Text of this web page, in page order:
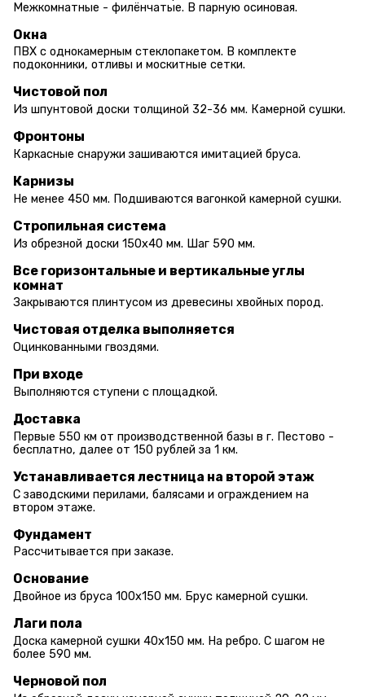
Межкомнатные - филёнчатые. В парную осиновая.
Окна
ПВХ с однокамерным стеклопакетом. В комплекте
подоконники, отливы и москитные сетки.
Чистовой пол
Из шпунтовой доски толщиной 32-36 мм. Камерной сушки.
Фронтоны
Каркасные снаружи зашиваются имитацией бруса.
Карнизы
Не менее 450 мм. Подшиваются вагонкой камерной сушки.
Стропильная система
Из обрезной доски 150х40 мм. Шаг 590 мм.
Все горизонтальные и вертикальные углы
комнат
Закрываются плинтусом из древесины хвойных пород.
Чистовая отделка выполняется
Оцинкованными гвоздями.
При входе
Выполняются ступени с площадкой.
Доставка
Первые 550 км от производственной базы в г. Пестово -
бесплатно, далее от 150 рублей за 1 км.
Устанавливается лестница на второй этаж
С заводскими перилами, балясами и ограждением на
втором этаже.
Фундамент
Рассчитывается при заказе.
Основание
Двойное из бруса 100х150 мм. Брус камерной сушки.
Лаги пола
Доска камерной сушки 40х150 мм. На ребро. С шагом не
более 590 мм.
Черновой пол